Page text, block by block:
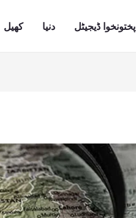
پختونخوا ڈیجیٹل دنیا کھیل